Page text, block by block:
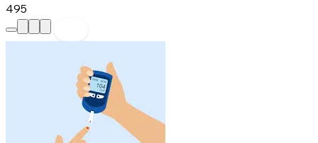
495